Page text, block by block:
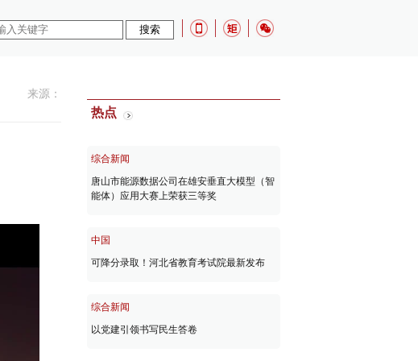
来源：
热点
综合新闻
唐山市能源数据公司在雄安垂直大模型（智
能体）应用大赛上荣获三等奖
中国
可降分录取！河北省教育考试院最新发布
综合新闻
以党建引领书写民生答卷